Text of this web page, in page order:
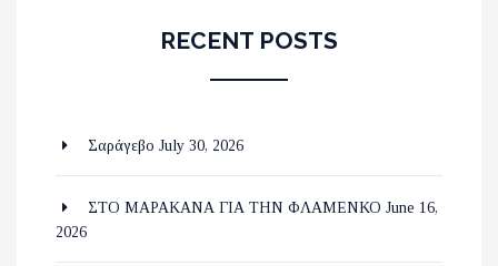
RECENT POSTS
Σαράγεβο July 30, 2026
ΣΤΟ ΜΑΡΑΚΑΝΑ ΓΙΑ ΤΗΝ ΦΛΑΜΕΝΚΟ June 16,
2026